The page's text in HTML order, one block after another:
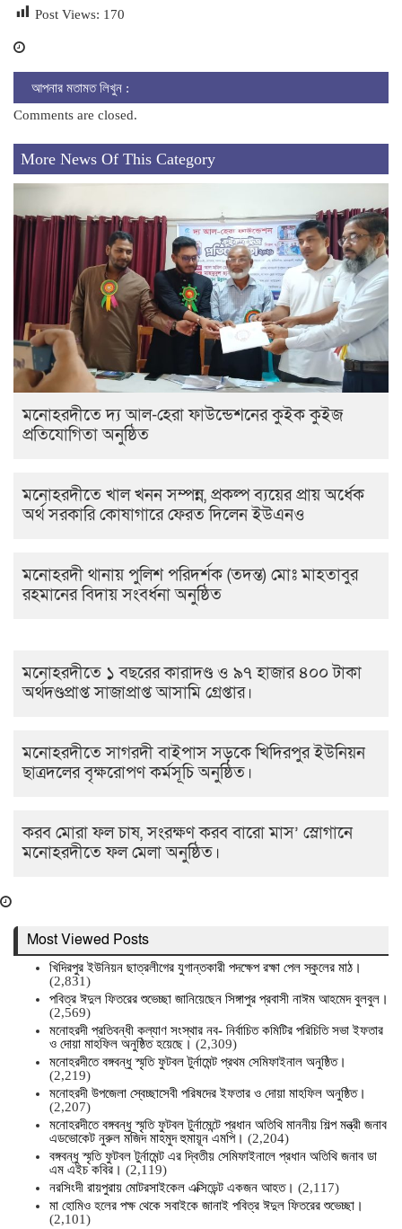
Post Views: 170
আপনার মতামত লিখুন :
Comments are closed.
More News Of This Category
মনোহরদীতে দ্য আল-হেরা ফাউন্ডেশনের কুইক কুইজ
প্রতিযোগিতা অনুষ্ঠিত
মনোহরদীতে খাল খনন সম্পন্ন, প্রকল্প ব্যয়ের প্রায় অর্ধেক
অর্থ সরকারি কোষাগারে ফেরত দিলেন ইউএনও
মনোহরদী থানায় পুলিশ পরিদর্শক (তদন্ত) মোঃ মাহতাবুর
রহমানের বিদায় সংবর্ধনা অনুষ্ঠিত
মনোহরদীতে ১ বছরের কারাদণ্ড ও ৯৭ হাজার ৪০০ টাকা
অর্থদণ্ডপ্রাপ্ত সাজাপ্রাপ্ত আসামি গ্রেপ্তার।
মনোহরদীতে সাগরদী বাইপাস সড়কে খিদিরপুর ইউনিয়ন
ছাত্রদলের বৃক্ষরোপণ কর্মসূচি অনুষ্ঠিত।
করব মোরা ফল চাষ, সংরক্ষণ করব বারো মাস’ স্লোগানে
মনোহরদীতে ফল মেলা অনুষ্ঠিত।
Most Viewed Posts
খিদিরপুর ইউনিয়ন ছাত্রলীগের যুগান্তকারী পদক্ষেপ রক্ষা পেল স্কুলের মাঠ।
(2,831)
পবিত্র ঈদুল ফিতরের শুভেচ্ছা জানিয়েছেন সিঙ্গাপুর প্রবাসী নাঈম আহমেদ বুলবুল।
(2,569)
মনোহরদী প্রতিবন্ধী কল্যাণ সংস্থার নব- নির্বাচিত কমিটির পরিচিতি সভা ইফতার
ও দোয়া মাহফিল অনুষ্ঠিত হয়েছে। (2,309)
মনোহরদীতে বঙ্গবন্ধু স্মৃতি ফুটবল টুর্নামেন্ট প্রথম সেমিফাইনাল অনুষ্ঠিত।
(2,219)
মনোহরদী উপজেলা স্বেচ্ছাসেবী পরিষদের ইফতার ও দোয়া মাহফিল অনুষ্ঠিত।
(2,207)
মনোহরদীতে বঙ্গবন্ধু স্মৃতি ফুটবল টুর্নামেন্টে প্রধান অতিথি মাননীয় শিল্প মন্ত্রী জনাব
এডভোকেট নুরুল মজিদ মাহমুদ হুমায়ূন এমপি। (2,204)
বঙ্গবন্ধু স্মৃতি ফুটবল টুর্নামেন্ট এর দ্বিতীয় সেমিফাইনালে প্রধান অতিথি জনাব ডা
এম এইচ কবির। (2,119)
নরসিংদী রায়পুরায় মোটরসাইকেল এক্সিডেন্ট একজন আহত। (2,117)
মা হোমিও হলের পক্ষ থেকে সবাইকে জানাই পবিত্র ঈদুল ফিতরের শুভেচ্ছা।
(2,101)